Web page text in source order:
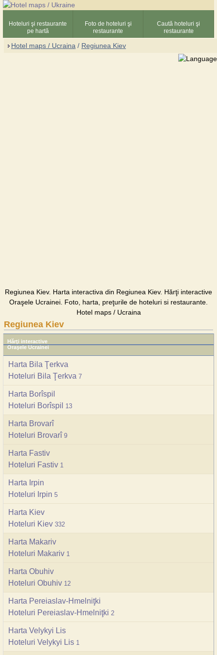
Hoteluri şi restaurante
pe hartă
Foto de hoteluri şi
restaurante
Caută hoteluri şi
restaurante
Hotel maps / Ucraina / Regiunea Kiev
Regiunea Kiev. Harta interactiva din Regiunea Kiev. Hărţi interactive
Oraşele Ucrainei. Foto, harta, preţurile de hoteluri si restaurante.
Hotel maps / Ucraina
Regiunea Kiev
Hărţi interactive
Oraşele Ucrainei
Harta Bila Ţerkva
Hoteluri Bila Ţerkva 7
Harta Borîspil
Hoteluri Borîspil
13
Harta Brovarî
Hoteluri Brovarî 9
Harta Fastiv
Hoteluri Fastiv 1
Harta Irpin
Hoteluri Irpin 5
Harta Kiev
Hoteluri Kiev 332
Harta Makariv
Hoteluri Makariv 1
Harta Obuhiv
Hoteluri Obuhiv 12
Harta Pereiaslav-Hmelniţki
Hoteluri Pereiaslav-Hmelniţki 2
Harta Velykyi Lis
Hoteluri Velykyi Lis 1